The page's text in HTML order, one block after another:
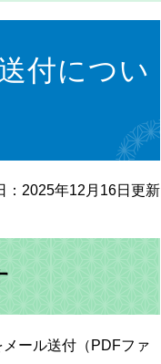
付につい
：2025年12月16日更新
ール送付（PDFファ